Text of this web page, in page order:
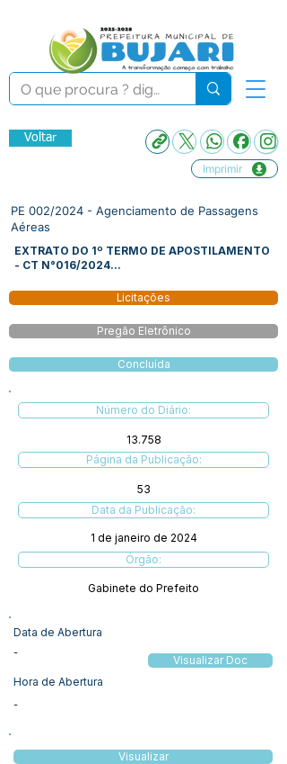
Voltar
Imprimir
PE 002/2024 - Agenciamento de Passagens
Aéreas
EXTRATO DO 1º TERMO DE APOSTILAMENTO
- CT N°016/2024...
Licitações
Pregão Eletrônico
Concluída
Número do Diário:
13.758
Página da Publicação:
53
Data da Publicação:
1 de janeiro de 2024
Órgão:
Gabinete do Prefeito
Data de Abertura
-
Hora de Abertura
-
Visualizar Doc
Visualizar